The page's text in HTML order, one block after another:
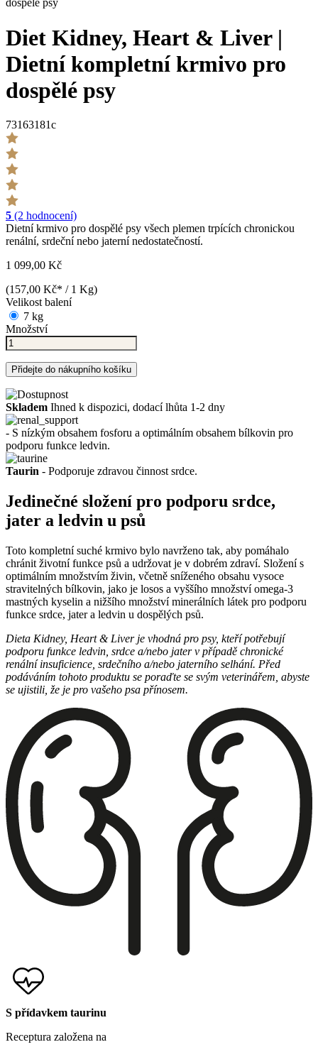
Diet Kidney, Heart & Liver |
Dietní kompletní krmivo pro
dospělé psy
73163181c
5 (2 hodnocení)
Dietní krmivo pro dospělé psy všech plemen trpících chronickou
renální, srdeční nebo jaterní nedostatečností.
1 099,00 Kč
(157,00 Kč* / 1 Kg)
Velikost balení
7 kg
Množství
Přidejte do nákupního košíku
Skladem Ihned k dispozici, dodací lhůta 1-2 dny
- S nízkým obsahem fosforu a optimálním obsahem bílkovin pro
podporu funkce ledvin.
Taurin - Podporuje zdravou činnost srdce.
Jedinečné složení pro podporu srdce,
jater a ledvin u psů
Toto kompletní suché krmivo bylo navrženo tak, aby pomáhalo
chránit životní funkce psů a udržovat je v dobrém zdraví. Složení s
optimálním množstvím živin, včetně sníženého obsahu vysoce
stravitelných bílkovin, jako je losos a vyššího množství omega-3
mastných kyselin a nižšího množství minerálních látek pro podporu
funkce srdce, jater a ledvin u dospělých psů.
Dieta Kidney, Heart & Liver je vhodná pro psy, kteří potřebují
podporu funkce ledvin, srdce a/nebo jater v případě chronické
renální insuficience, srdečního a/nebo jaterního selhání. Před
podáváním tohoto produktu se poraďte se svým veterinářem, abyste
se ujistili, že je pro vašeho psa přínosem.
S přídavkem taurinu
Receptura založena na